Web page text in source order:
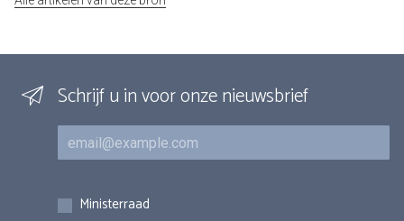
Schrijf u in voor onze nieuwsbrief
E-mail
Inschrijvingen
Ministerraad